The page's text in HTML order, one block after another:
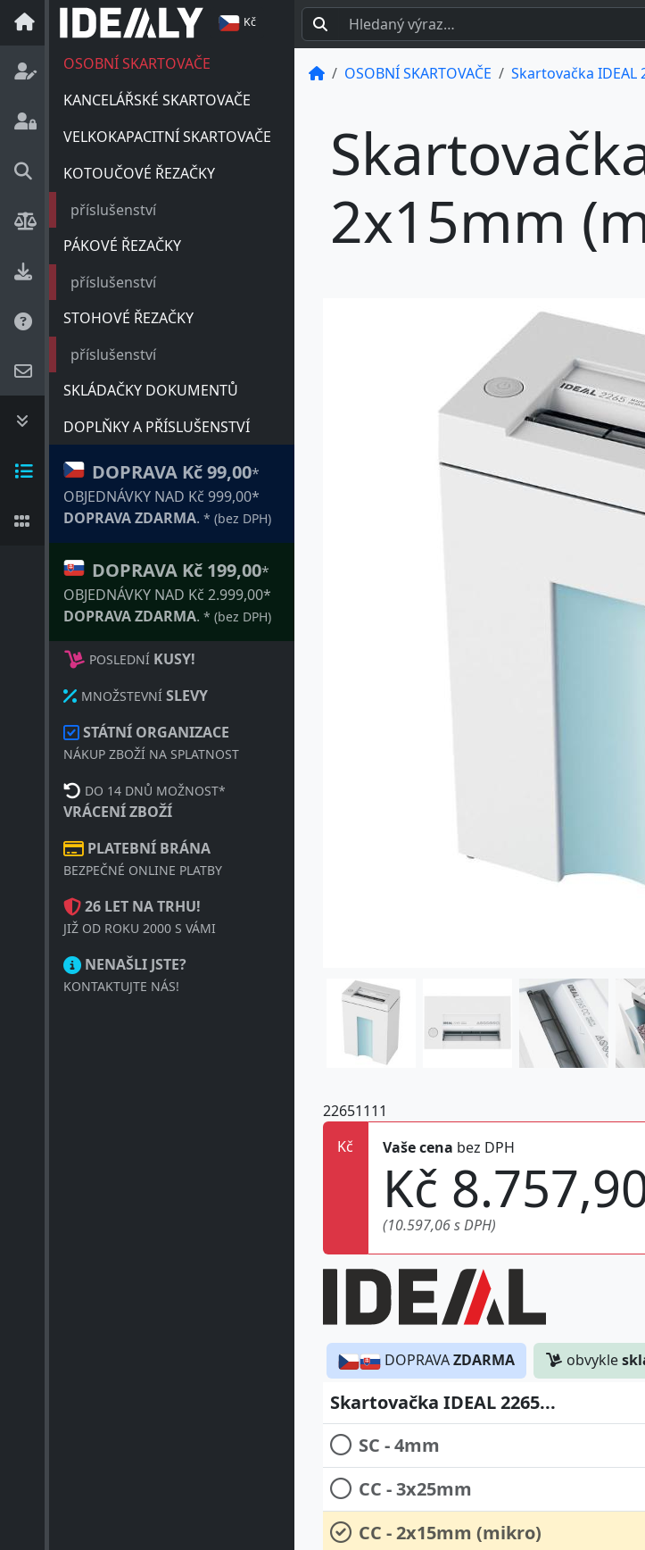
Kč
OSOBNÍ SKARTOVAČE
KANCELÁŘSKÉ SKARTOVAČE
VELKOKAPACITNÍ SKARTOVAČE
KOTOUČOVÉ ŘEZAČKY
příslušenství
PÁKOVÉ ŘEZAČKY
příslušenství
STOHOVÉ ŘEZAČKY
příslušenství
SKLÁDAČKY DOKUMENTŮ
DOPLŇKY A PŘÍSLUŠENSTVÍ
DOPRAVA Kč 99,00*
OBJEDNÁVKY NAD Kč 999,00*
DOPRAVA ZDARMA. * (bez DPH)
DOPRAVA Kč 199,00*
OBJEDNÁVKY NAD Kč 2.999,00*
DOPRAVA ZDARMA. * (bez DPH)
POSLEDNÍ KUSY!
MNOŽSTEVNÍ SLEVY
STÁTNÍ ORGANIZACE
NÁKUP ZBOŽÍ NA SPLATNOST
DO 14 DNŮ MOŽNOST*
VRÁCENÍ ZBOŽÍ
PLATEBNÍ BRÁNA
BEZPEČNÉ ONLINE PLATBY
26 LET NA TRHU!
JIŽ OD ROKU 2000 S VÁMI
NENAŠLI JSTE?
KONTAKTUJTE NÁS!
OSOBNÍ SKARTOVAČE Skartovačka IDEAL
2x15mm
22651111
Kč
Vaše cena bez DPH
Kč
(10.597,06 s DPH)
DOPRAVA ZDARMA obvykle
Skartovačka IDEAL 2265...
SC - 4mm
CC - 3x25mm
CC - 2x15mm (mikro)